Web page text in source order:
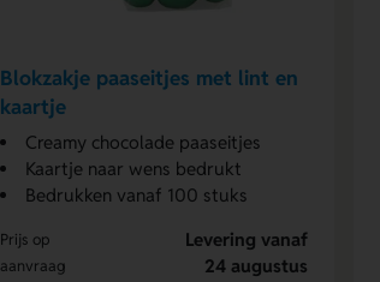
Blokzakje paaseitjes met lint en
kaartje
Creamy chocolade paaseitjes
Kaartje naar wens bedrukt
Bedrukken vanaf 100 stuks
Prijs op
aanvraag
Levering vanaf
24 augustus